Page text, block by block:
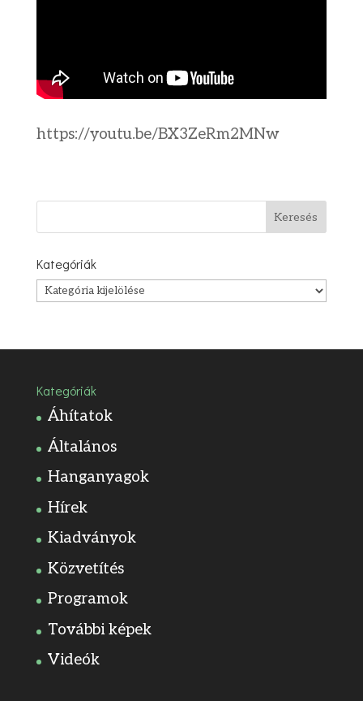
https://youtu.be/BX3ZeRm2MNw
Kategóriák
Kategóriák
Kategóriák
Áhítatok
Általános
Hanganyagok
Hírek
Kiadványok
Közvetítés
Programok
További képek
Videók